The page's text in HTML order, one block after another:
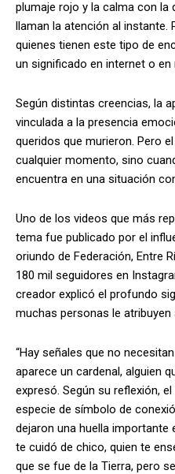
plumaje rojo y la calma con la
llaman la atención al instante.
quienes tienen este tipo de
un significado en internet o en
Según distintas creencias, la
vinculada a la presencia
queridos que murieron. Pero
cualquier momento, sino
encuentra en una situación
Uno de los videos que más
tema fue publicado por el
oriundo de Federación, Entre
180 mil seguidores en
creador explicó el profundo
muchas personas le atribuyen
“Hay señales que no
aparece un cardenal, alguien
expresó. Según su reflexión,
especie de símbolo de
dejaron una huella importante
te cuidó de chico, quien te
que se fue de la Tierra, pero